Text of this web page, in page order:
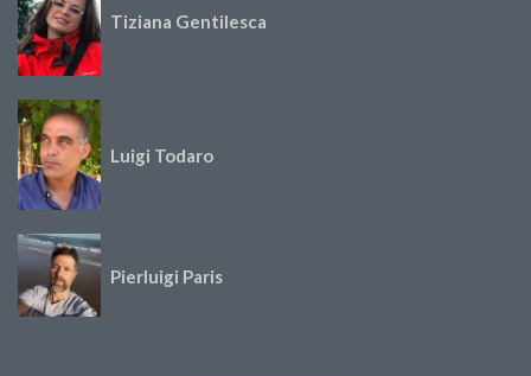
Tiziana Gentilesca
Luigi Todaro
Pierluigi Paris